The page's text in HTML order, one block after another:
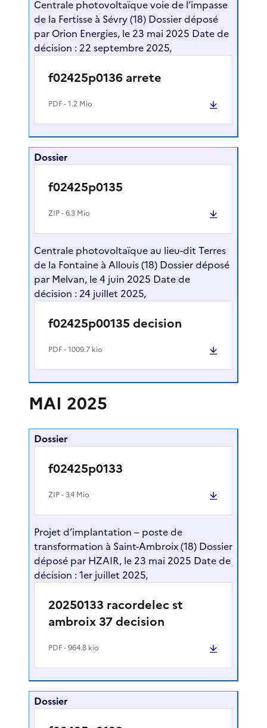
Centrale photovoltaïque voie de l’impasse
de la Fertisse à Sévry (18) Dossier déposé
par Orion Energies, le 23 mai 2025 Date de
décision : 22 septembre 2025,
f02425p0136 arrete
PDF- 1.2 Mio
Dossier
f02425p0135
ZIP- 6.3 Mio
Centrale photovoltaïque au lieu-dit Terres
de la Fontaine à Allouis (18) Dossier déposé
par Melvan, le 4 juin 2025 Date de
décision : 24 juillet 2025,
f02425p00135 decision
PDF- 1009.7 kio
MAI 2025
Dossier
f02425p0133
ZIP- 3.4 Mio
Projet d’implantation – poste de
transformation à Saint-Ambroix (18) Dossier
déposé par HZAIR, le 23 mai 2025 Date de
décision : 1er juillet 2025,
20250133 racordelec st
ambroix 37 decision
PDF- 964.8 kio
Dossier